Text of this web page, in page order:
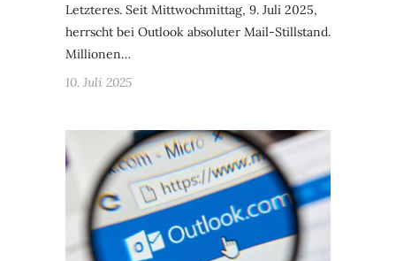
Letzteres. Seit Mittwochmittag, 9. Juli 2025,
herrscht bei Outlook absoluter Mail-Stillstand.
Millionen…
10. Juli 2025